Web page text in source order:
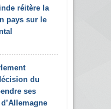
réitère la
pays sur le
du
ses